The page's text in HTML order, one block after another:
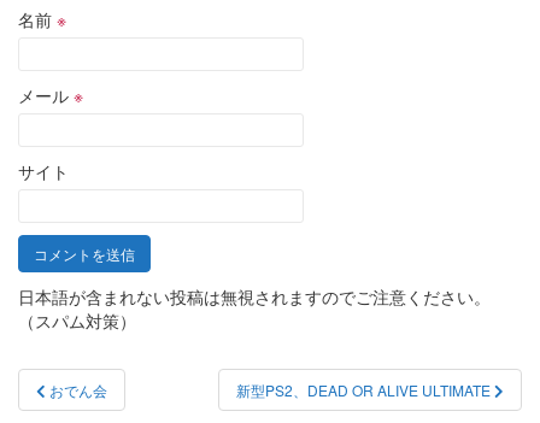
名前 ※
メール ※
サイト
日本語が含まれない投稿は無視されますのでご注意ください。
（スパム対策）
投おでん会 新型PS2、DEAD OR ALIVE ULTIMATE